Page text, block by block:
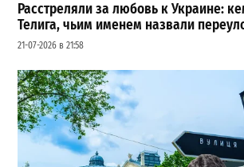
Расстреляли за любовь к Украине:
Телига, чьим именем назвали
21-07-2026 в 21:58